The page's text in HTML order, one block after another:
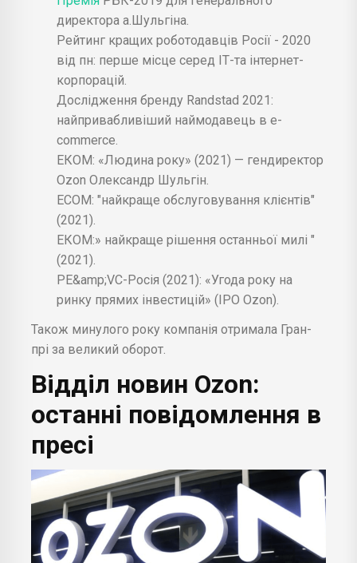
директора а.Шульгіна.
Рейтинг кращих роботодавців Росії - 2020
від пн: перше місце серед ІТ-та інтернет-
корпорацій.
Дослідження бренду Randstad 2021:
найпривабливіший наймодавець в e-
commerce.
ЕКОМ: «Людина року» (2021) — гендиректор
Ozon Олександр Шульгін.
ECOM: "найкраще обслуговування клієнтів"
(2021).
ЕКОМ:» найкраще рішення останньої милі "
(2021).
PE&amp;VC-Росія (2021): «Угода року на
ринку прямих інвестицій» (IPO Ozon).
Також минулого року компанія отримала Гран-
прі за великий оборот.
Відділ новин Ozon:
останні повідомлення в
пресі